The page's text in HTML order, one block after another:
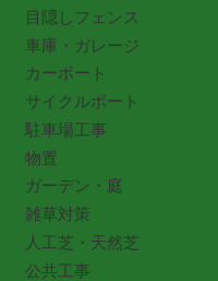
目隠しフェンス
車庫・ガレージ
カーポート
サイクルポート
駐車場工事
物置
ガーデン・庭
雑草対策
人工芝・天然芝
公共工事